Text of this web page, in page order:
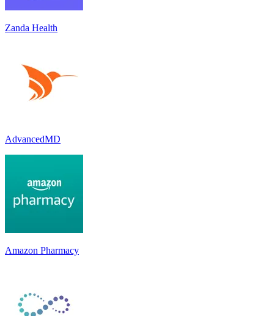
Zanda Health
AdvancedMD
Amazon Pharmacy